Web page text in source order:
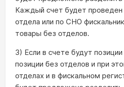
Каждый счет будет
отдела или по СНО
товары без отделов.
3) Если в счете будут
позиции без отделов и при
отделах и в фискальном